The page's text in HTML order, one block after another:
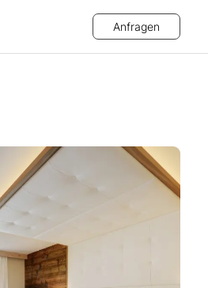
Anfragen